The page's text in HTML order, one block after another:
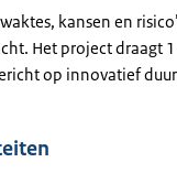
kansen en
Het project draagt
op innovatief